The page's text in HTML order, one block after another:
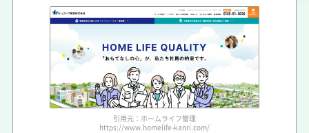
引用元：ホームライフ管理
https://www.homelife-kanri.com/